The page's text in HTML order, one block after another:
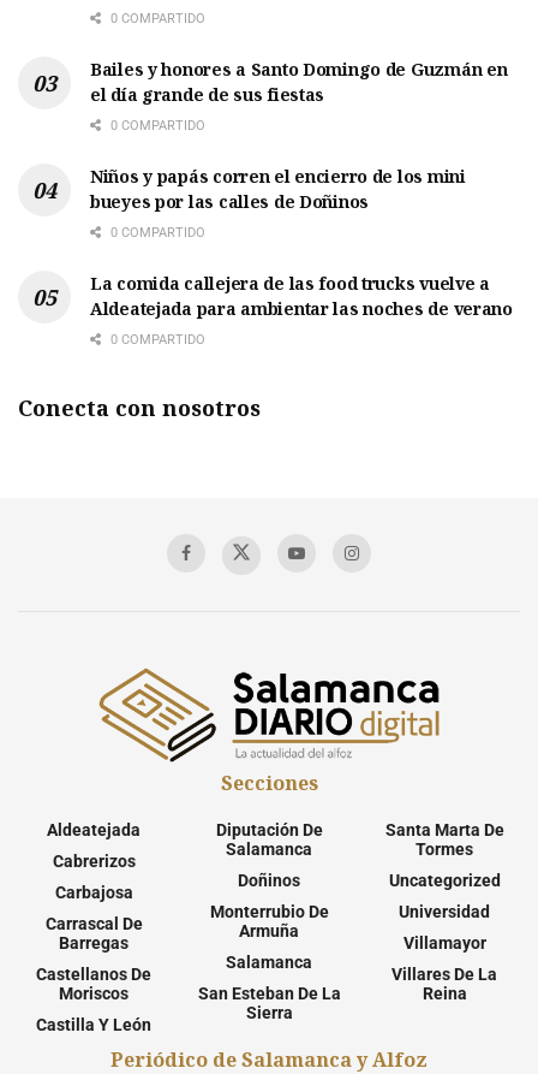
0 COMPARTIDO
Bailes y honores a Santo Domingo de Guzmán en
el día grande de sus fiestas
0 COMPARTIDO
Niños y papás corren el encierro de los mini
bueyes por las calles de Doñinos
0 COMPARTIDO
La comida callejera de las food trucks vuelve a
Aldeatejada para ambientar las noches de verano
0 COMPARTIDO
Conecta con nosotros
Secciones
Aldeatejada
Cabrerizos
Carbajosa
Carrascal De
Barregas
Castellanos De
Moriscos
Castilla Y León
Diputación De
Salamanca
Doñinos
Monterrubio De
Armuña
Salamanca
San Esteban De La
Sierra
Santa Marta De
Tormes
Uncategorized
Universidad
Villamayor
Villares De La
Reina
Periódico de Salamanca y Alfoz